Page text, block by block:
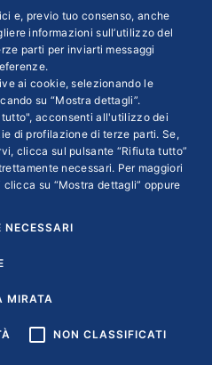
di commercio
la filiera italiana. Dalla
Umberto
un progetto per
prevenzione negli
13 14
e, previo tuo consenso, anche
informazioni sull’utilizzo del
parti per inviarti messaggi
ai cookie, selezionando le
su “Mostra dettagli”.
acconsenti all'utilizzo dei
di profilazione di terze parti. Se,
clicca sul pulsante “Rifiuta tutto”
necessari. Per maggiori
su “Mostra dettagli” oppure
NECESSARI
MIRATA
NON CLASSIFICATI